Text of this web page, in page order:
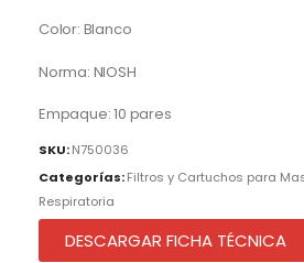
Color: Blanco
Norma: NIOSH
Empaque: 10 pares
SKU:N750036
Categorías:Filtros y Cartuchos para
Respiratoria
DESCARGAR FICHA TÉCNICA